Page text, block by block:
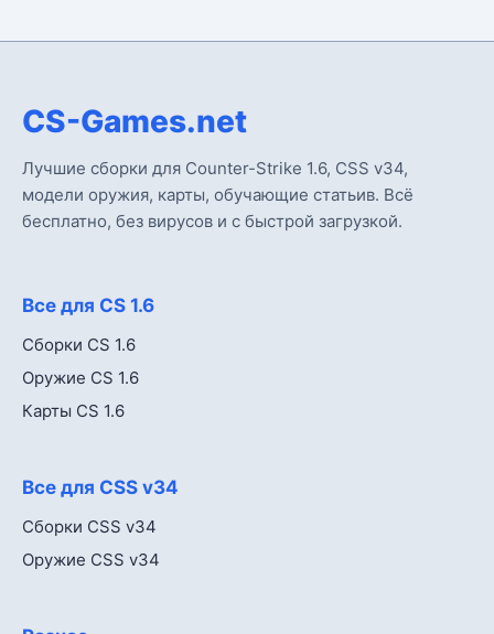
CS-Games.net
Лучшие сборки для Counter-Strike 1.6, CSS v34,
модели оружия, карты, обучающие статьив. Всё
бесплатно, без вирусов и с быстрой загрузкой.
Все для CS 1.6
Сборки CS 1.6
Оружие CS 1.6
Карты CS 1.6
Все для CSS v34
Сборки CSS v34
Оружие CSS v34